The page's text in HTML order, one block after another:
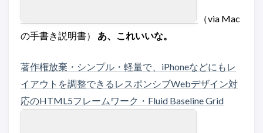
（via Mac
の手書き説明書） あ、これいいな。
著作権放棄・シンプル・軽量で、iPhoneなどにもレ
イアウトを調整できるレスポンシブWebデザイン対
応のHTML5フレームワーク・Fluid Baseline Grid